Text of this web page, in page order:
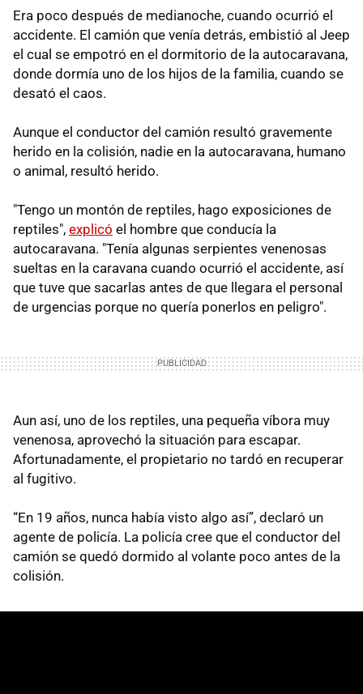
Era poco después de medianoche, cuando ocurrió el
accidente. El camión que venía detrás, embistió al Jeep
el cual se empotró en el dormitorio de la autocaravana,
donde dormía uno de los hijos de la familia, cuando se
desató el caos.
Aunque el conductor del camión resultó gravemente
herido en la colisión, nadie en la autocaravana, humano
o animal, resultó herido.
"Tengo un montón de reptiles, hago exposiciones de
reptiles", explicó el hombre que conducía la
autocaravana. "Tenía algunas serpientes venenosas
sueltas en la caravana cuando ocurrió el accidente, así
que tuve que sacarlas antes de que llegara el personal
de urgencias porque no quería ponerlos en peligro".
Aun así, uno de los reptiles, una pequeña víbora muy
venenosa, aprovechó la situación para escapar.
Afortunadamente, el propietario no tardó en recuperar
al fugitivo.
“En 19 años, nunca había visto algo así”, declaró un
agente de policía. La policía cree que el conductor del
camión se quedó dormido al volante poco antes de la
colisión.